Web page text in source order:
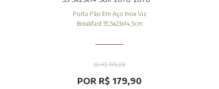
Porta Pão Em Aço Inox Viz
Breakfast 35,5x23x14,5cm
de R$ 199,89
POR R$ 179,90